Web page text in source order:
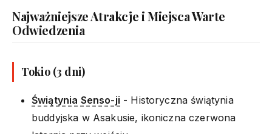
Najważniejsze Atrakcje i Miejsca Warte
Odwiedzenia
Tokio (3 dni)
Świątynia Senso-ji - Historyczna świątynia
buddyjska w Asakusie, ikoniczna czerwona